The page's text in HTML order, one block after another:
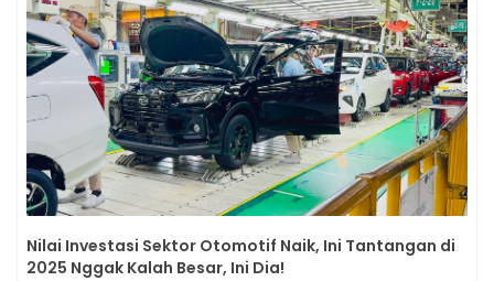
Nilai Investasi Sektor Otomotif Naik, Ini Tantangan di
2025 Nggak Kalah Besar, Ini Dia!